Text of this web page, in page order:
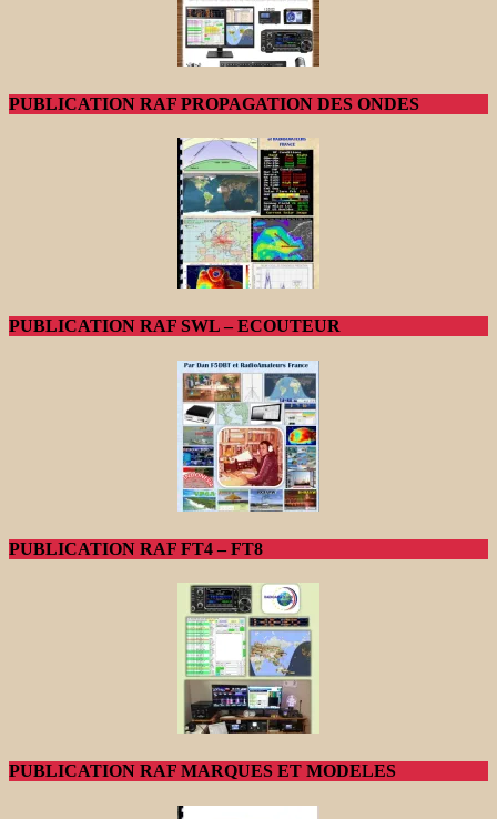
PUBLICATION RAF PROPAGATION DES ONDES
PUBLICATION RAF SWL – ECOUTEUR
PUBLICATION RAF FT4 – FT8
PUBLICATION RAF MARQUES ET MODELES